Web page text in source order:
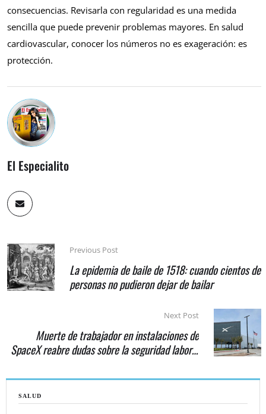
SALUD
consecuencias. Revisarla con regularidad es una medida
sencilla que puede prevenir problemas mayores. En salud
cardiovascular, conocer los números no es exageración: es
protección.
El Especialito
Previous Post
La epidemia de baile de 1518: cuando cientos de
personas no pudieron dejar de bailar
Next Post
Muerte de trabajador en instalaciones de
SpaceX reabre dudas sobre la seguridad laboral